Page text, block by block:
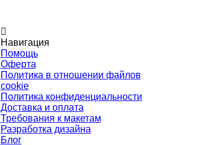
Навигация
Помощь
Оферта
Политика в отношении файлов
cookie
Политика конфиденциальности
Доставка и оплата
Требования к макетам
Разработка дизайна
Блог